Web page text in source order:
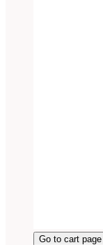
Go to cart page